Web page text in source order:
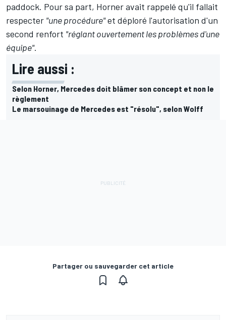
paddock. Pour sa part, Horner avait rappelé qu'il fallait
respecter "une procédure"et déploré l'autorisation d'un
second renfort "réglant ouvertement les problèmes d'une
équipe".
Lire aussi :
Selon Horner, Mercedes doit blâmer son concept et non le
règlement
Le marsouinage de Mercedes est "résolu", selon Wolff
Partager ou sauvegarder cet article